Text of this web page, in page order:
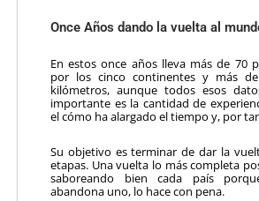
Once Años dando la vuelta al
En estos once años lleva más de 70
por los cinco continentes y más
kilómetros, aunque todos esos
importante es la cantidad de
el cómo ha alargado el tiempo y, por
Su objetivo es terminar de dar la
etapas. Una vuelta lo más completa
saboreando bien cada país
abandona uno, lo hace con pena.